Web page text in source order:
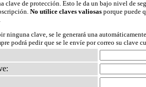
clave de protección. Esto le da un bajo nivel de
No utilice claves valiosas porque puede
ninguna clave, se le generará una
podrá pedir que se le envíe por correo su clave